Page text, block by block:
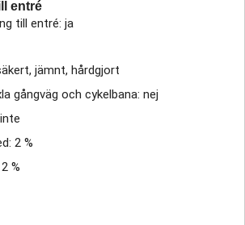
entré
till entré: ja
jämnt, hårdgjort
gångväg och cykelbana: nej
2 %
%